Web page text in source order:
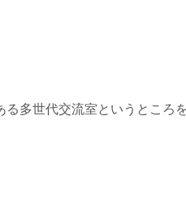
多世代交流室というところ